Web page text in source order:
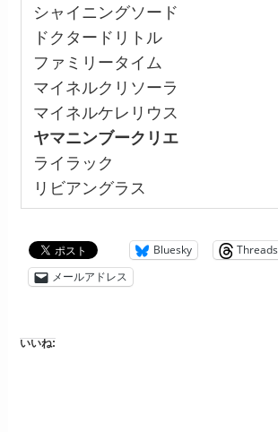
シャイニングソード
ドクタードリトル
ファミリータイム
マイネルクリソーラ
マイネルケレリウス
ヤマニンブークリエ
ライラック
リビアングラス
Bluesky
Threads
メールアドレス
いいね: